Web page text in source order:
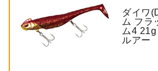
ダイワ
ム フラ
ム4
ルアー